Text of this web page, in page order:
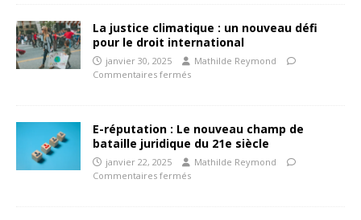
La justice climatique : un nouveau défi
pour le droit international
janvier 30, 2025
Mathilde Reymond
Commentaires fermés
E-réputation : Le nouveau champ de
bataille juridique du 21e siècle
janvier 22, 2025
Mathilde Reymond
Commentaires fermés